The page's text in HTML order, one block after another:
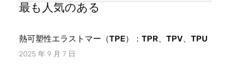
最も人気のある
熱可塑性エラストマー（TPE）：TPR、TPV、TPU
2025 年 9 月 7 日